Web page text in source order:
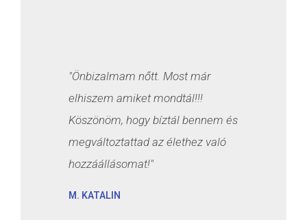
"Önbizalmam nőtt. Most már
elhiszem amiket mondtál!!!
Köszönöm, hogy bíztál bennem és
megváltoztattad az élethez való
hozzáállásomat!"
M. KATALIN